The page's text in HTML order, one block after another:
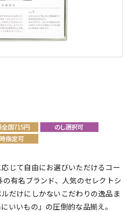
じて自由にお選びいただけるコー
有名ブランド、人気のセレクトシ
だけにしかないこだわりの逸品ま
いいもの」の圧倒的な品揃え。